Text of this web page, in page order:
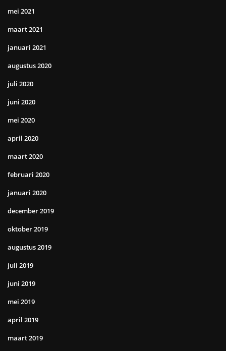
mei 2021
maart 2021
januari 2021
augustus 2020
juli 2020
juni 2020
mei 2020
april 2020
maart 2020
februari 2020
januari 2020
december 2019
oktober 2019
augustus 2019
juli 2019
juni 2019
mei 2019
april 2019
maart 2019